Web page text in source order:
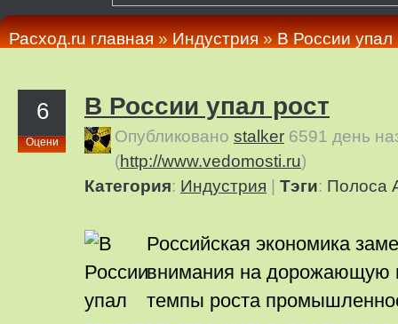
Расход.ru главная»Индустрия»В России упал
6
Оцени
В России упал рост
Опубликовано stalker 6591 день
(http://www.vedomosti.ru)
Категория: Индустрия Тэги: Полоса
Российская экономика
внимания на дорожающую
темпы роста